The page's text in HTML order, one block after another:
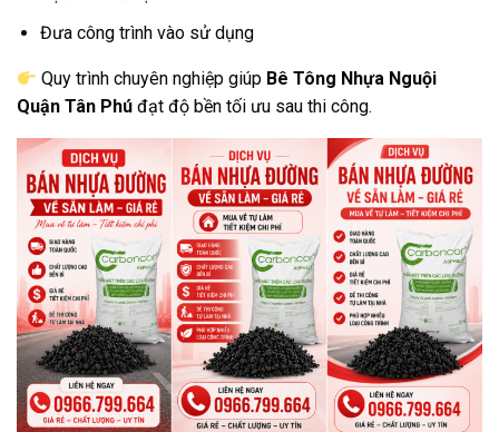
Đưa công trình vào sử dụng
Quy trình chuyên nghiệp giúp Bê Tông Nhựa Nguội
Quận Tân Phú đạt độ bền tối ưu sau thi công.